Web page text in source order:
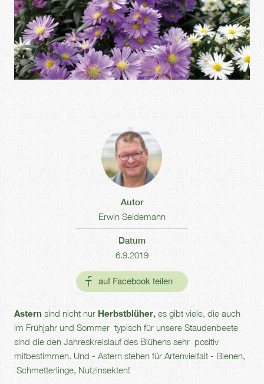
Astern sind nicht nur Herbstblüher, es gibt viele, die auch
im Frühjahr und Sommer typisch für unsere Staudenbeete
sind die den Jahreskreislauf des Blühens sehr positiv
mitbestimmen. Und - Astern stehen für Artenvielfalt - Bienen,
Schmetterlinge, Nutzinsekten!
Autor
Erwin Seidemann
Datum
6.9.2019